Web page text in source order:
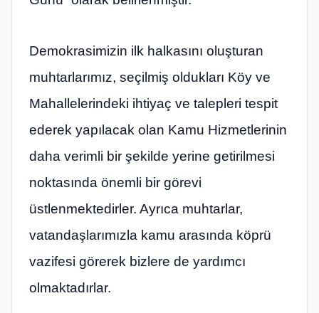
Demokrasimizin ilk halkasını oluşturan
muhtarlarımız, seçilmiş oldukları Köy ve
Mahallelerindeki ihtiyaç ve talepleri tespit
ederek yapılacak olan Kamu Hizmetlerinin
daha verimli bir şekilde yerine getirilmesi
noktasında önemli bir görevi
üstlenmektedirler. Ayrıca muhtarlar,
vatandaşlarımızla kamu arasında köprü
vazifesi görerek bizlere de yardımcı
olmaktadırlar.